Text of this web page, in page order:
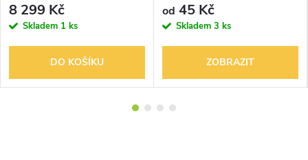
8 299 Kč
Skladem 1 ks
DO KOŠÍKU
od 45 Kč
Skladem 3 ks
ZOBRAZIT